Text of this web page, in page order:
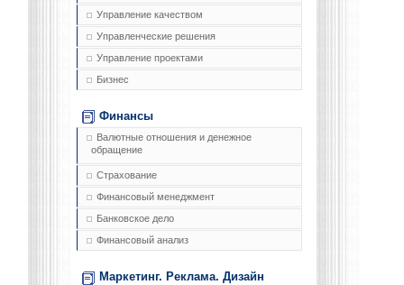
Управление качеством
Управленческие решения
Управление проектами
Бизнес
Финансы
Валютные отношения и денежное
обращение
Страхование
Финансовый менеджмент
Банковское дело
Финансовый анализ
Маркетинг. Реклама. Дизайн